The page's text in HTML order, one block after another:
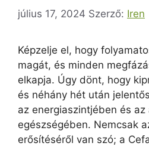
július 17, 2024 Szerző: Iren
Képzelje el, hogy
magát, és minden
elkapja. Úgy dönt, hogy
és néhány hét után
az energiaszintjében és az
egészségében. Nemcsak
erősítéséről van szó; a